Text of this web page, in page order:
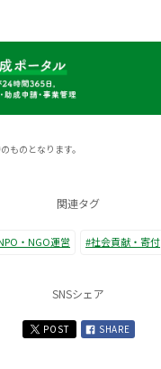
ものとなります。
関連タグ
・NGO運営 #社会貢献・寄付
SNSシェア
POST SHARE